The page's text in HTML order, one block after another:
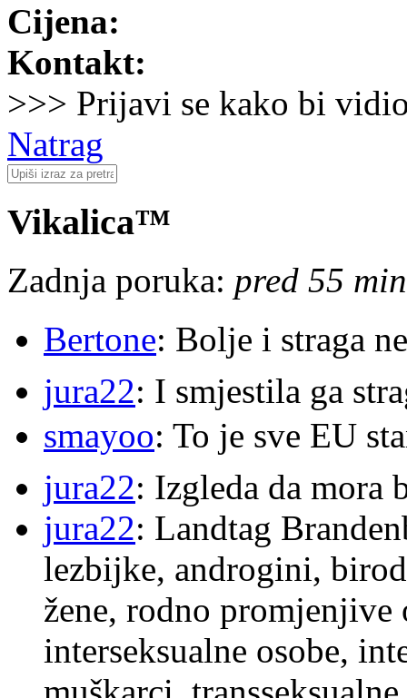
Cijena:
Kontakt:
>>> Prijavi se kako bi
Natrag
Vikalica™
Zadnja poruka: pred 55
Bertone: Bolje i straga
jura22: I smjestila ga
smayoo: To je sve EU
jura22: Izgleda da mora
jura22: Landtag
lezbijke, androgini,
žene, rodno
interseksualne osobe,